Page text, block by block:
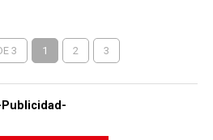
3 1 2 3